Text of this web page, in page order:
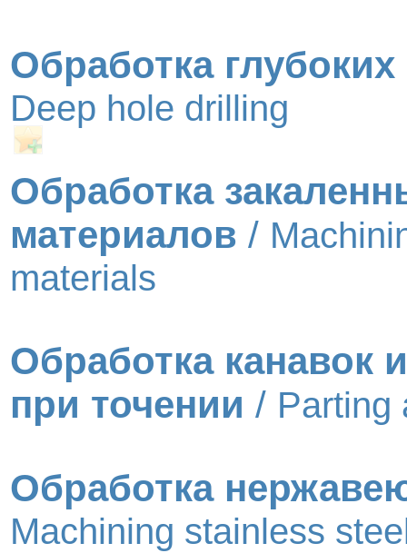
Обработка
Deep hole drilling
Обработка
материалов /
materials
Обработка канавок
при точении / Parting
Обработка
Machining stainless